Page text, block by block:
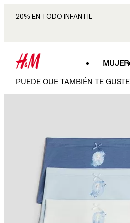
20% EN TODO INFANTIL
MUJER
PUEDE QUE TAMBIÉN TE GUSTE